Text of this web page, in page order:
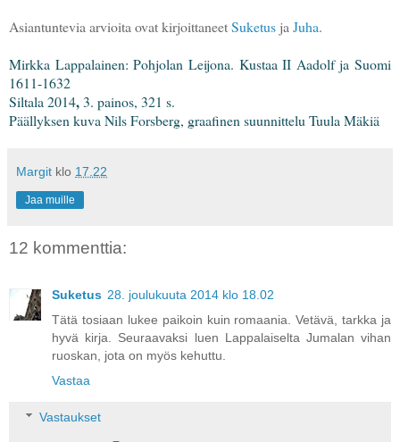
Asiantuntevia arvioita ovat kirjoittaneetSuketus jaJuha.
Mirkka Lappalainen: Pohjolan Leijona. Kustaa II Aadolf ja Suomi
1611-1632
Siltala 2014,3. painos, 321 s.
Päällyksen kuva Nils Forsberg, graafinen suunnittelu Tuula Mäkiä
Margit klo 17.22
Jaa muille
12 kommenttia:
Suketus 28. joulukuuta 2014 klo 18.02
Tätä tosiaan lukee paikoin kuin romaania. Vetävä, tarkka ja
hyvä kirja. Seuraavaksi luen Lappalaiselta Jumalan vihan
ruoskan, jota on myös kehuttu.
Vastaa
Vastaukset